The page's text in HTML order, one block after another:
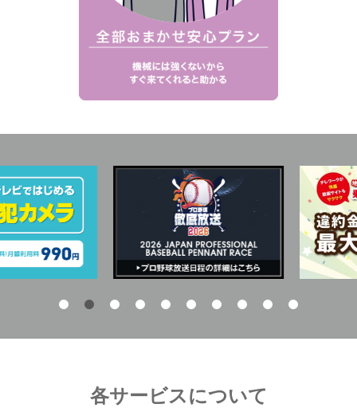
各サービスについて